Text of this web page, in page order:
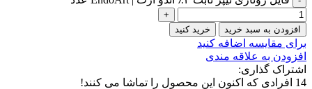
افزودن به سبد خرید خرید کنید
برای مقایسه اضافه کنید
افزودن به علاقه مندی
اشتراک گذاری:
14 افرادی که اکنون این محصول را تماشا می کنند!